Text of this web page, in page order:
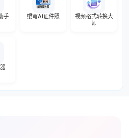
手 鲲穹AI证件照
视频格式转换大
师